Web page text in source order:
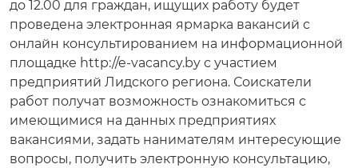
до 12.00 для граждан, ищущих работу будет
проведена электронная ярмарка вакансий с
онлайн консультированием на информационной
площадке http://e-vacancy.by с участием
предприятий Лидского региона. Соискатели
работ получат возможность ознакомиться с
имеющимися на данных предприятиях
вакансиями, задать нанимателям интересующие
вопросы, получить электронную консультацию,